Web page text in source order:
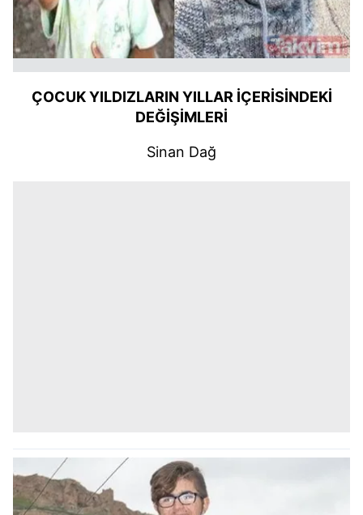
ÇOCUK YILDIZLARIN YILLAR İÇERİSİNDEKİ
DEĞİŞİMLERİ
Sinan Dağ